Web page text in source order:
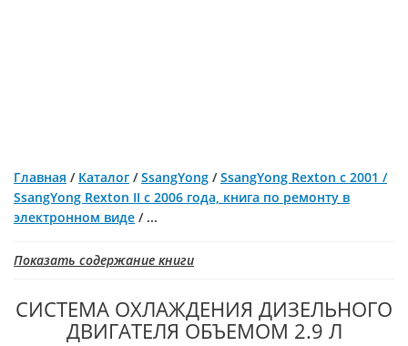
Главная / Каталог /SsangYong /SsangYong Rexton с 2001 /
SsangYong Rexton II с 2006 года, книга по ремонту в
электронном виде / ...
Показать содержание книги
СИСТЕМА ОХЛАЖДЕНИЯ ДИЗЕЛЬНОГО
ДВИГАТЕЛЯ ОБЪЕМОМ 2.9 Л